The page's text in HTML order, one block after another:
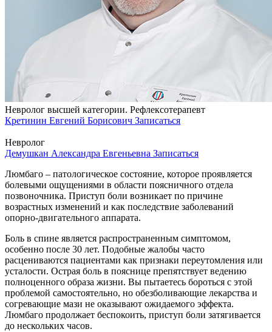
Невролог высшей категории. Рефлексотерапевт
Кретинин Евгений Борисович Записаться
Невролог
Демушкан Александра Евгеньевна Записаться
Люмбаго – патологическое состояние, которое проявляется
болевыми ощущениями в области поясничного отдела
позвоночника. Приступ боли возникает по причине
возрастных изменений и как последствие заболеваний
опорно-двигательного аппарата.
Боль в спине является распространенным симптомом,
особенно после 30 лет. Подобные жалобы часто
расцениваются пациентами как признаки переутомления или
усталости. Острая боль в пояснице препятствует ведению
полноценного образа жизни. Вы пытаетесь бороться с этой
проблемой самостоятельно, но обезболивающие лекарства и
согревающие мази не оказывают ожидаемого эффекта.
Люмбаго продолжает беспокоить, приступ боли затягивается
до нескольких часов.